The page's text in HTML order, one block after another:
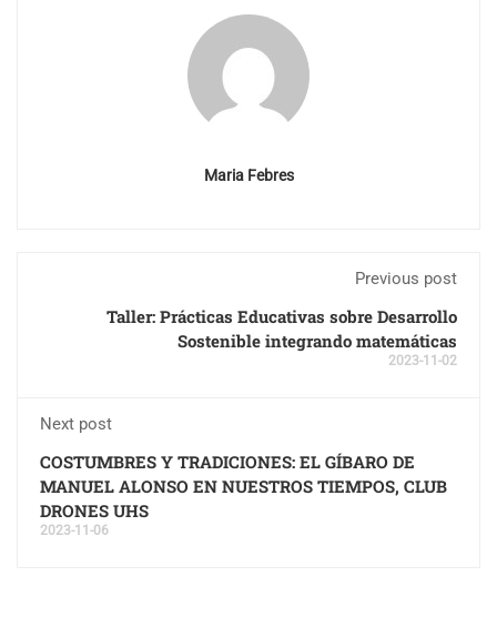
Maria Febres
Previous post
Taller: Prácticas Educativas sobre Desarrollo
Sostenible integrando matemáticas
2023-11-02
Next post
COSTUMBRES Y TRADICIONES: EL GÍBARO DE
MANUEL ALONSO EN NUESTROS TIEMPOS, CLUB
DRONES UHS
2023-11-06